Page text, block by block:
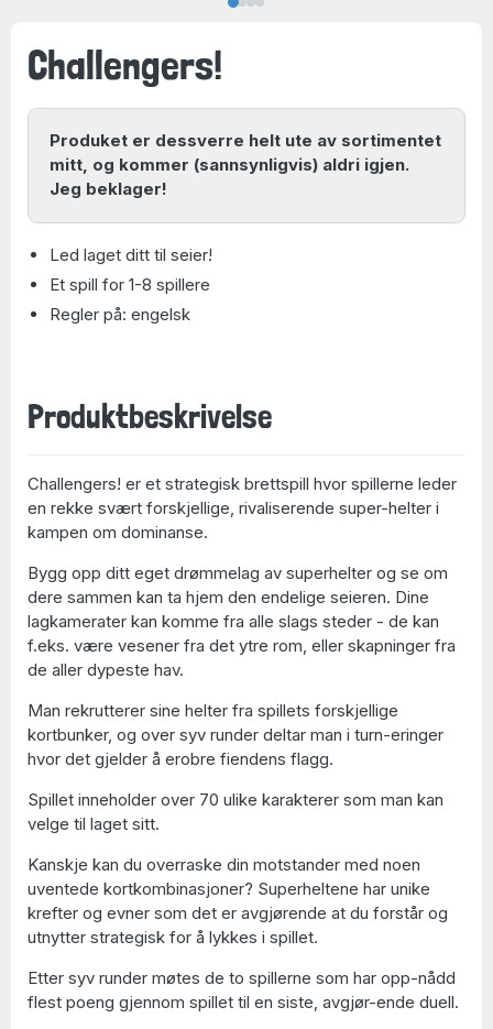
Challengers!
Produket er dessverre helt ute av sortimentet
mitt, og kommer (sannsynligvis) aldri igjen.
Jeg beklager!
Led laget ditt til seier!
Et spill for 1-8 spillere
Regler på: engelsk
Produktbeskrivelse
Challengers! er et strategisk brettspill hvor spillerne leder
en rekke svært forskjellige, rivaliserende super-helter i
kampen om dominanse.
Bygg opp ditt eget drømmelag av superhelter og se om
dere sammen kan ta hjem den endelige seieren. Dine
lagkamerater kan komme fra alle slags steder - de kan
f.eks. være vesener fra det ytre rom, eller skapninger fra
de aller dypeste hav.
Man rekrutterer sine helter fra spillets forskjellige
kortbunker, og over syv runder deltar man i turn-eringer
hvor det gjelder å erobre fiendens flagg.
Spillet inneholder over 70 ulike karakterer som man kan
velge til laget sitt.
Kanskje kan du overraske din motstander med noen
uventede kortkombinasjoner? Superheltene har unike
krefter og evner som det er avgjørende at du forstår og
utnytter strategisk for å lykkes i spillet.
Etter syv runder møtes de to spillerne som har opp-nådd
flest poeng gjennom spillet til en siste, avgjør-ende duell.